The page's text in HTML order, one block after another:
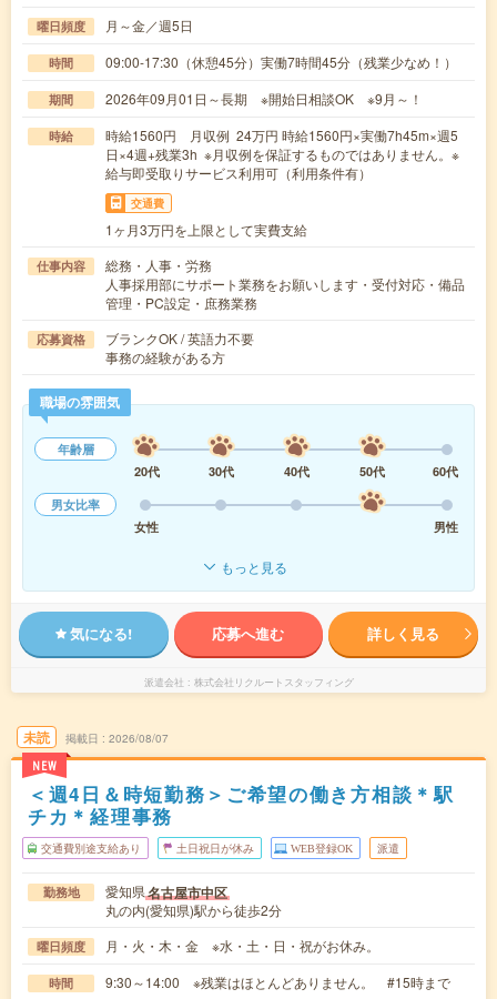
曜日頻度 月～金／週5日
時間 09:00-17:30（休憩45分）実働7時間45分（残業少なめ！）
期間 2026年09月01日～長期 ※開始日相談OK ※9月～！
時給
時給1560円 月収例 24万円 時給1560円×実働7h45m×週5
日×4週+残業3h ※月収例を保証するものではありません。※
給与即受取りサービス利用可（利用条件有）
交通費
1ヶ月3万円を上限として実費支給
仕事内容
総務・人事・労務
人事採用部にサポート業務をお願いします・受付対応・備品
管理・PC設定・庶務業務
応募資格
ブランクOK / 英語力不要
事務の経験がある方
職場の雰囲気
年齢層
20代
30代 40代 50代
60代
男女比率
女性
男性
もっと見る
気になる! 応募へ進む 詳しく見る
派遣会社 株式会社リクルートスタッフィング
未読
NEW
掲載日 2026/08/07
＜週4日＆時短勤務＞ご希望の働き方相談＊駅
チカ＊経理事務
交通費別途支給あり 土日祝日が休み WEB登録OK 派遣
勤務地 愛知県名古屋市中区
丸の内(愛知県)駅から徒歩2分
曜日頻度 月・火・木・金 ※水・土・日・祝がお休み。
時間 9:30～14:00 ※残業はほとんどありません。 #15時まで